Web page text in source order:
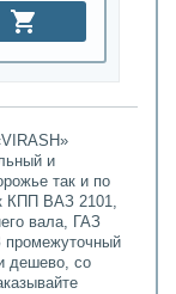
и
так и по
КПП ВАЗ 2101,
вала, ГАЗ
промежуточный
дешево, со